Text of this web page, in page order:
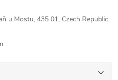
u Mostu, 435 01, Czech Republic